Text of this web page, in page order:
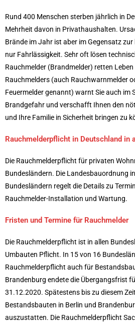
Rund 400 Menschen sterben jährlich in
Mehrheit davon in Privathaushalten.
Brände im Jahr ist aber im Gegensatz
nur Fahrlässigkeit. Sehr oft lösen
Rauchmelder (Brandmelder) retten
Rauchmelders (auch Rauchwarnmelder
Feuermelder genannt) warnt Sie auch im
Brandgefahr und verschafft Ihnen den
und Ihre Familie in Sicherheit bringen zu
Rauchmelderpflicht in Deutschland in
Die Rauchmelderpflicht für privaten
Bundesländern. Die Landesbauordnung
Bundesländern regelt die Details zu
Rauchmelder-Installation und Wartung.
Fristen und Termine für Rauchmelder
Die Rauchmelderpflicht ist in allen
Umbauten Pflicht. In 15 von 16
Rauchmelderpflicht auch für
Brandenburg endete die Übergangsfrist
31.12.2020. Spätestens bis zu diesem
Bestandsbauten in Berlin und
auszustatten. Die Rauchmelderpflicht